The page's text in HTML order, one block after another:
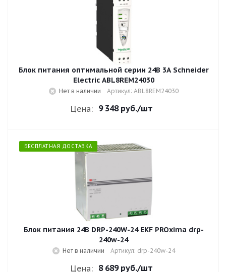
Блок питания оптимальной серии 24В 3A Schneider
Electric ABL8REM24030
Нет в наличии Артикул: ABL8REM24030
Цена: 9 348 руб./шт
БЕСПЛАТНАЯ ДОСТАВКА
Блок питания 24В DRP-240W-24 EKF PROxima drp-
240w-24
Нет в наличии Артикул: drp-240w-24
Цена: 8 689 руб./шт